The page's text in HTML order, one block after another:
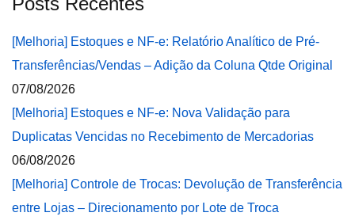
[Melhoria] Estoques e NF-e: Relatório Analítico de Pré-
Transferências/Vendas – Adição da Coluna Qtde Original
07/08/2026
[Melhoria] Estoques e NF-e: Nova Validação para
Duplicatas Vencidas no Recebimento de Mercadorias
06/08/2026
[Melhoria] Controle de Trocas: Devolução de Transferência
entre Lojas – Direcionamento por Lote de Troca